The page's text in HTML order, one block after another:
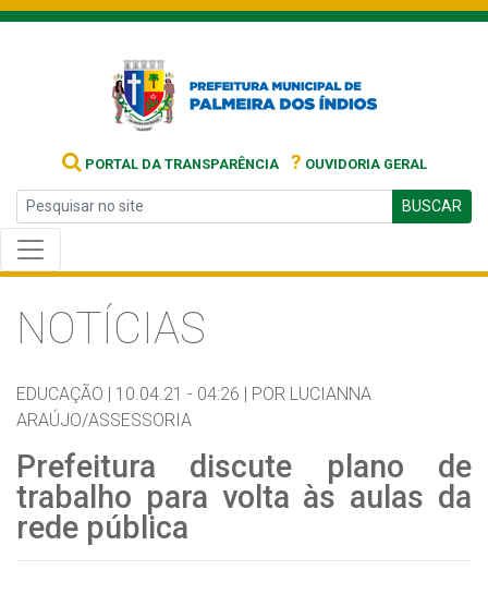
PORTAL DA TRANSPARÊNCIA ? OUVIDORIA GERAL
BUSCAR
NOTÍCIAS
EDUCAÇÃO | 10.04.21 - 04:26 | POR LUCIANNA
ARAÚJO/ASSESSORIA
Prefeitura discute plano de
trabalho para volta às aulas da
rede pública